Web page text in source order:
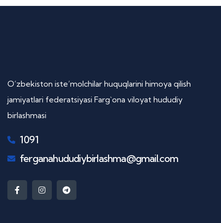
O’zbekiston iste’molchilar huquqlarini himoya qilish
jamiyatlari federatsiyasi Farg`ona viloyat hududiy
birlashmasi
1091
ferganahududiybirlashma@gmail.com